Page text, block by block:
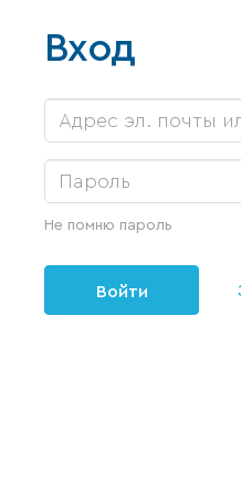
Вход
Не помню пароль